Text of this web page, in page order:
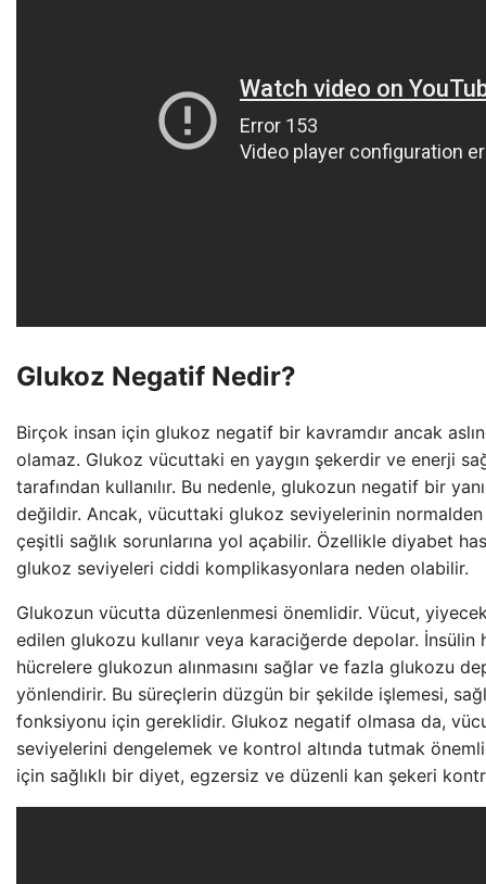
Glukoz Negatif Nedir?
Birçok insan için glukoz negatif bir kavramdır ancak
olamaz. Glukoz vücuttaki en yaygın şekerdir ve enerji
tarafından kullanılır. Bu nedenle, glukozun negatif bir yanı
değildir. Ancak, vücuttaki glukoz seviyelerinin normalden
çeşitli sağlık sorunlarına yol açabilir. Özellikle diyabet
glukoz seviyeleri ciddi komplikasyonlara neden olabilir.
Glukozun vücutta düzenlenmesi önemlidir. Vücut,
edilen glukozu kullanır veya karaciğerde depolar. İnsülin
hücrelere glukozun alınmasını sağlar ve fazla glukozu
yönlendirir. Bu süreçlerin düzgün bir şekilde işlemesi,
fonksiyonu için gereklidir. Glukoz negatif olmasa da,
seviyelerini dengelemek ve kontrol altında tutmak
için sağlıklı bir diyet, egzersiz ve düzenli kan şekeri